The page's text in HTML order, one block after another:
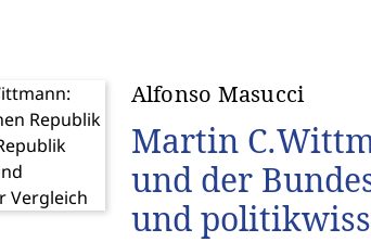
Alfonso Masucci
Martin
und der
und